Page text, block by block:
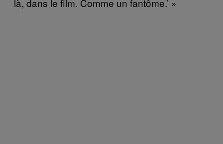
là, dans le film. Comme un fantôme.’ »